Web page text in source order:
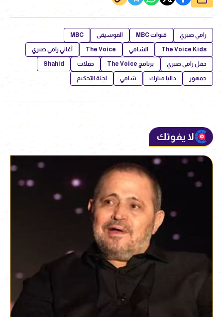
رامي صبري قنوات MBC الموسيقى MBC
The Voice Kids الشامي The Voice أغاني رامي صبري
حفل رامي صبري برنامج The Voice حفلات Shahid
جمهور داليا مبارك شامي لجنة التحكيم
لا يفوتك